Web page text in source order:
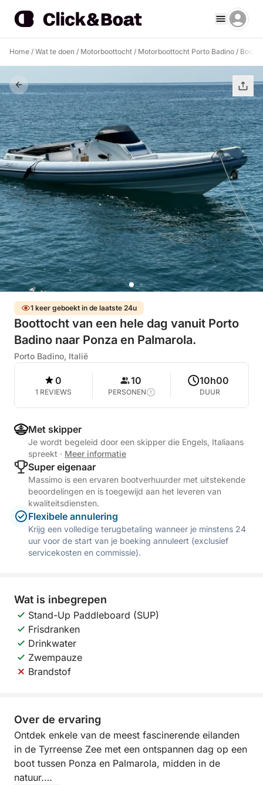
Home / Wat te doen / Motorboottocht / Motorboottocht Porto Badino /
1 keer geboekt in de laatste 24u
Boottocht van een hele dag vanuit Porto
Badino naar Ponza en Palmarola.
Porto Badino, Italië
0
1 REVIEWS
10
PERSONEN
10h00
DUUR
Met skipper
Je wordt begeleid door een skipper die Engels, Italiaans
spreekt · Meer informatie
Super eigenaar
Massimo is een ervaren bootverhuurder met uitstekende
beoordelingen en is toegewijd aan het leveren van
kwaliteitsdiensten.
Flexibele annulering
Krijg een volledige terugbetaling wanneer je minstens 24
uur voor de start van je boeking annuleert (exclusief
servicekosten en commissie).
Wat is inbegrepen
Stand-Up Paddleboard (SUP)
Frisdranken
Drinkwater
Zwempauze
Brandstof
Over de ervaring
Ontdek enkele van de meest fascinerende eilanden
in de Tyrreense Zee met een ontspannen dag op een
boot tussen Ponza en Palmarola, midden in de
natuur.